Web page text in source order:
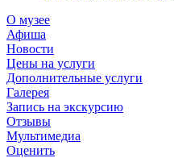
О музее
Афиша
Новости
Цены на услуги
Дополнительные услуги
Галерея
Запись на экскурсию
Отзывы
Мультимедиа
Оценить